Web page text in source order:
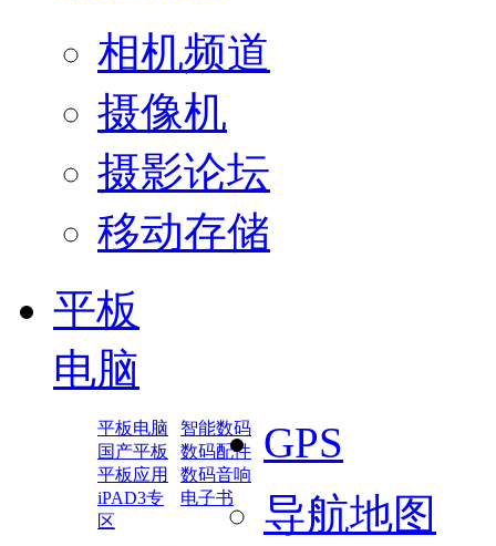
相机频道
摄像机
摄影论坛
移动存储
平板
电脑
平板电脑
智能数码
国产平板
数码配件
平板应用
数码音响
iPAD3专
区
电子书
GPS
导航地图